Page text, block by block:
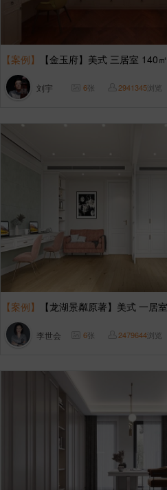
【案例】 【金玉府】美式 三居室 140㎡
刘宇 6张 2941345浏览
【案例】 【龙湖景粼原著】美式 一居
李世会 6张 2479644浏览